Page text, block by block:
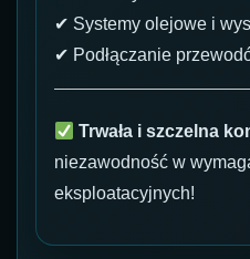
✔ Systemy olejowe i
✔ Podłączanie
Trwała i szczelna
niezawodność w
eksploatacyjnych!